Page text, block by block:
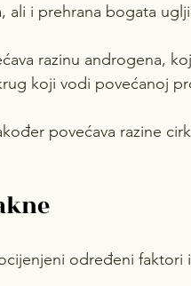
ali i prehrana bogata
razinu androgena,
koji vodi povećanoj
povećava razine
određeni